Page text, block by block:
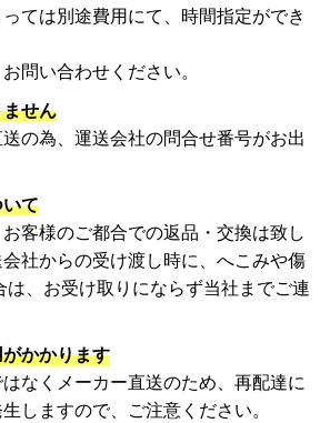
ては別途費用にて、時間指定ができ
問い合わせください。
せん
の為、運送会社の問合せ番号がお出
て
客様のご都合での返品・交換は致し
社からの受け渡し時に、へこみや傷
は、お受け取りにならず当社までご連
かかります
なくメーカー直送のため、再配達に
しますので、ご注意ください。